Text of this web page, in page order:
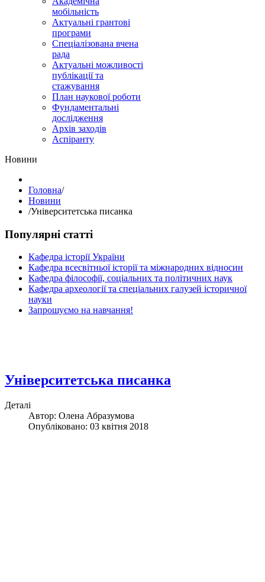
мобільність
Актуальні грантові
програми
Спеціалізована вчена
рада
Актуальні можливості
публікації та
стажування
План наукової роботи
Фундаментальні
дослідження
Архів заходів
Аспіранту
Hовини
Головна/
Hовини
/Університетська писанка
Популярні статті
Кафедра історії України
Кафедра всесвітньої історії та міжнародних відносин
Кафедра філософії, соціальних та політичних наук
Кафедра археології та спеціальних галузей історичної
науки
Запрошуємо на навчання!
Університетська писанка
Деталі
Автор: Олена Абразумова
Опубліковано: 03 квітня 2018